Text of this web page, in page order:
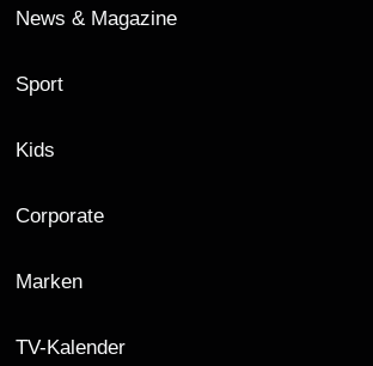
News & Magazine
Sport
Kids
Corporate
Marken
TV-Kalender